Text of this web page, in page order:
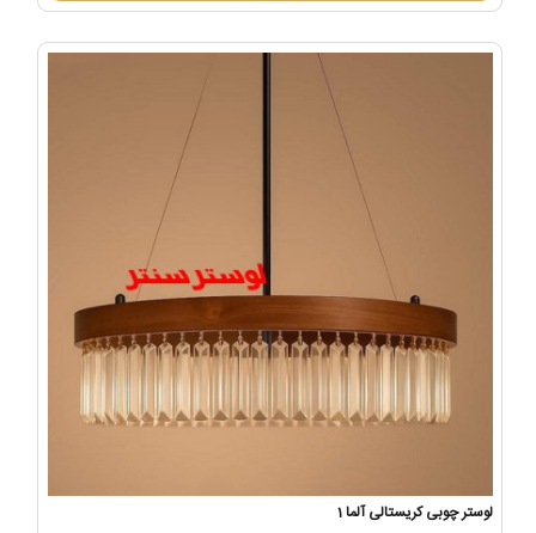
لوستر چوبی کریستالی آلما 1